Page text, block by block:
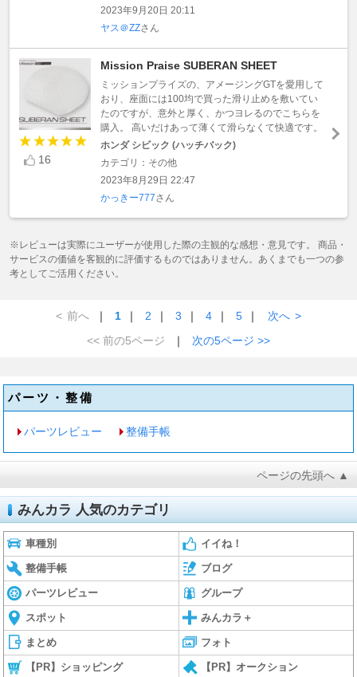
2023年9月20日 20:11
ヤス＠ZZさん
16
Mission Praise SUBERAN SHEET
ミッションプライズの、アメージングGTを愛用して
おり、座面には100均で買った滑り止めを敷いてい
たのですが、意外と厚く、かつヨレるのでこちらを
購入。 高いだけあって薄くて滑らなくて快適です。
ホンダ シビック (ハッチバック)
カテゴリ：その他
2023年8月29日 22:47
かっきー777さん
※レビューは実際にユーザーが使用した際の主観的な感想・意見です。 商品・
サービスの価値を客観的に評価するものではありません。あくまでも一つの参
考としてご活用ください。
< 前へ ｜ 1 ｜ 2 ｜ 3 ｜ 4 ｜ 5 ｜ 次へ >
<< 前の5ページ
｜ 次の5ページ >>
パーツ・整備
パーツレビュー 整備手帳
ページの先頭へ ▲
みんカラ 人気のカテゴリ
車種別 イイね！
整備手帳 ブログ
パーツレビュー グループ
スポット みんカラ＋
まとめ フォト
【PR】ショッピング 【PR】オークション